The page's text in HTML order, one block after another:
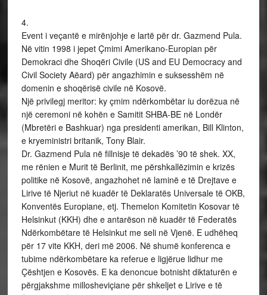
4.
Event i veçantë e mirënjohje e lartë për dr. Gazmend Pula.
Në vitin 1998 i jepet Çmimi Amerikano-Europian për
Demokraci dhe Shoqëri Civile (US and EU Democracy and
Civil Society Aëard) për angazhimin e suksesshëm në
domenin e shoqërisë civile në Kosovë.
Një privilegj meritor: ky çmim ndërkombëtar iu dorëzua në
një ceremoni në kohën e Samitit SHBA-BE në Londër
(Mbretëri e Bashkuar) nga presidenti amerikan, Bill Klinton,
e kryeministri britanik, Tony Blair.
Dr. Gazmend Pula në fillnisje të dekadës ’90 të shek. XX,
me rënien e Murit të Berlinit, me përshkallëzimin e krizës
politike në Kosovë, angazhohet në laminë e të Drejtave e
Lirive të Njeriut në kuadër të Deklaratës Universale të OKB,
Konventës Europiane, etj. Themelon Komitetin Kosovar të
Helsinkut (KKH) dhe e antarëson në kuadër të Federatës
Ndërkombëtare të Helsinkut me seli në Vjenë. E udhëheq
për 17 vite KKH, deri më 2006. Në shumë konferenca e
tubime ndërkombëtare ka referue e ligjërue lidhur me
Çështjen e Kosovës. E ka denoncue botnisht diktaturën e
përgjakshme millosheviçiane për shkeljet e Lirive e të